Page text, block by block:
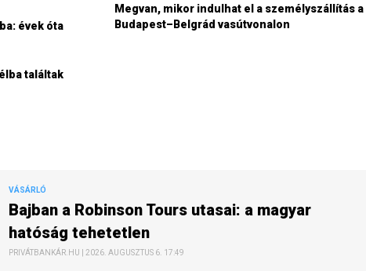
évek óta
találtak
Megvan, mikor indulhat el a személyszállítás a
Budapest–Belgrád vasútvonalon
VÁSÁRLÓ
Bajban a Robinson Tours utasai: a magyar
hatóság tehetetlen
PRIVÁTBANKÁR.HU | 2026. AUGUSZTUS 6. 17:49